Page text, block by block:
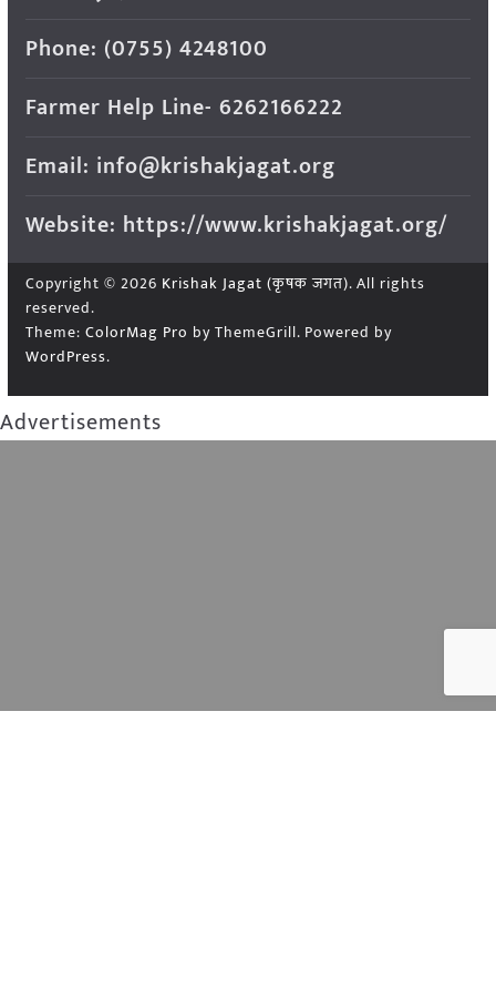
Phone: (0755) 4248100
Farmer Help Line- 6262166222
Email: info@krishakjagat.org
Website: https://www.krishakjagat.org/
Copyright © 2026 Krishak Jagat (कृषक जगत). All rights
reserved.
Theme: ColorMag Pro by ThemeGrill. Powered by
WordPress.
Advertisements